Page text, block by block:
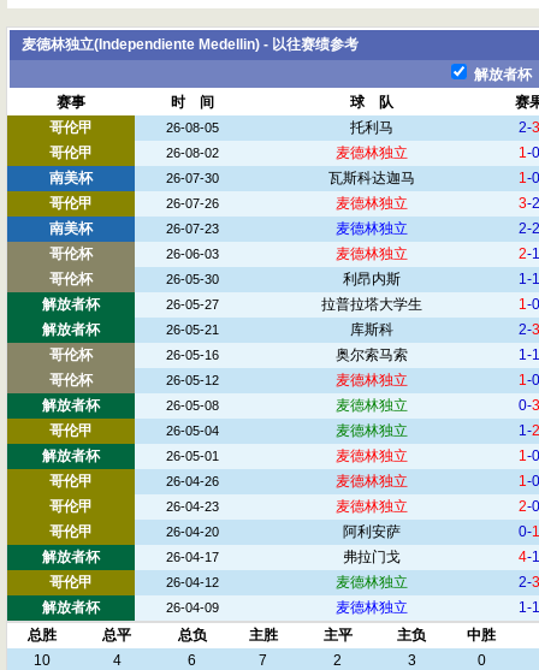
麦德林独立(Independiente Medellin) - 以往赛绩参考
解放者杯
赛事
时 间 球 队
赛
哥伦甲
26-08-05 托利马 2-3
哥伦甲
26-08-02 麦德林独立 1-0
南美杯
26-07-30 瓦斯科达迦马 1-0
哥伦甲
26-07-26 麦德林独立 3-2
南美杯
26-07-23 麦德林独立
2-2
哥伦杯
26-06-03 麦德林独立 2-1
哥伦杯
26-05-30 利昂内斯
1-1
解放者杯
26-05-27 拉普拉塔大学生 1-0
解放者杯
26-05-21 库斯科 2-3
哥伦杯
26-05-16 奥尔索马索
1-1
哥伦杯
26-05-12 麦德林独立 1-0
解放者杯
26-05-08 麦德林独立 0-3
哥伦甲
26-05-04 麦德林独立 1-2
解放者杯
26-05-01 麦德林独立 1-0
哥伦甲
26-04-26 麦德林独立 1-0
哥伦甲
26-04-23 麦德林独立 2-0
哥伦甲
26-04-20 阿利安萨 0-1
解放者杯
26-04-17 弗拉门戈 4-1
哥伦甲
26-04-12 麦德林独立 2-3
解放者杯
26-04-09 麦德林独立
1-1
总胜
总平 总负 主胜 主平 主负
中胜
10
4 6 7 2 3
0